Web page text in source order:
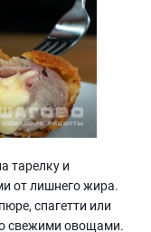
тарелку и
от лишнего жира.
спагетти или
свежими овощами.